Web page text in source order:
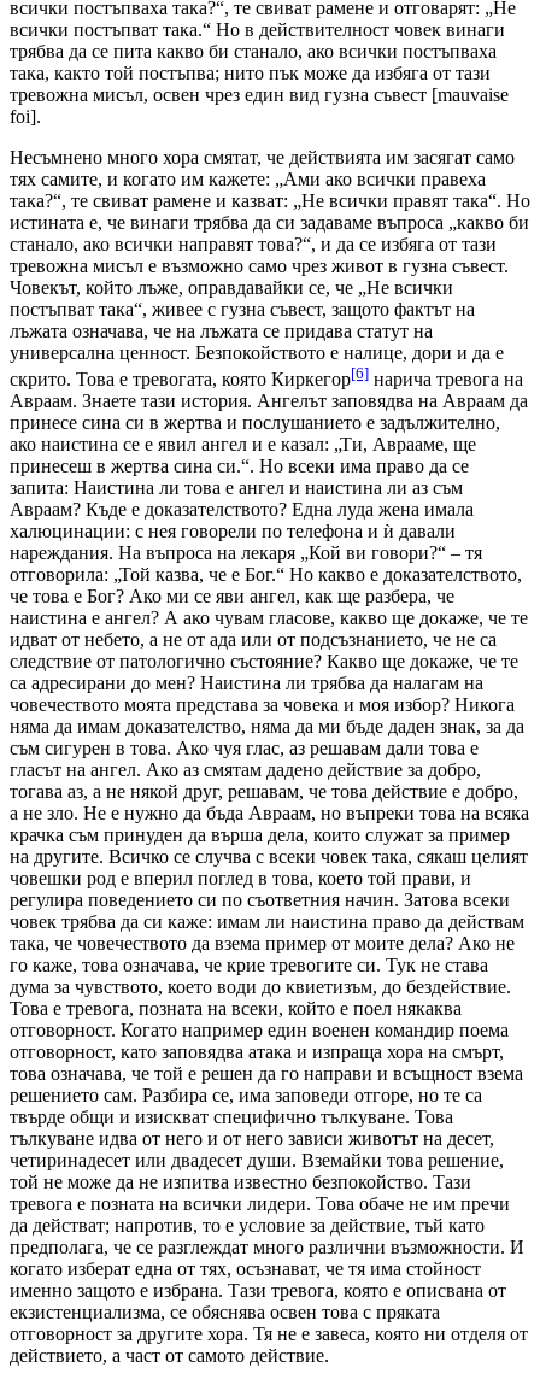
всички постъпваха така?“, те свиват рамене и отговарят: „Не
всички постъпват така.“ Но в действителност човек винаги
трябва да се пита какво би станало, ако всички постъпваха
така, както той постъпва; нито пък може да избяга от тази
тревожна мисъл, освен чрез един вид гузна съвест [mauvaise
foi].
Несъмнено много хора смятат, че действията им засягат само
тях самите, и когато им кажете: „Ами ако всички правеха
така?“, те свиват рамене и казват: „Не всички правят така“. Но
истината е, че винаги трябва да си задаваме въпроса „какво би
станало, ако всички направят това?“, и да се избяга от тази
тревожна мисъл е възможно само чрез живот в гузна съвест.
Човекът, който лъже, оправдавайки се, че „Не всички
постъпват така“, живее с гузна съвест, защото фактът на
лъжата означава, че на лъжата се придава статут на
универсална ценност. Безпокойството е налице, дори и да е
скрито. Това е тревогата, която Киркегор[6] нарича тревога на
Авраам. Знаете тази история. Ангелът заповядва на Авраам да
принесе сина си в жертва и послушанието е задължително,
ако наистина се е явил ангел и е казал: „Ти, Аврааме, ще
принесеш в жертва сина си.“. Но всеки има право да се
запита: Наистина ли това е ангел и наистина ли аз съм
Авраам? Къде е доказателството? Една луда жена имала
халюцинации: с нея говорели по телефона и ѝ давали
нареждания. На въпроса на лекаря „Кой ви говори?“ – тя
отговорила: „Той казва, че е Бог.“ Но какво е доказателството,
че това е Бог? Ако ми се яви ангел, как ще разбера, че
наистина е ангел? А ако чувам гласове, какво ще докаже, че те
идват от небето, а не от ада или от подсъзнанието, че не са
следствие от патологично състояние? Какво ще докаже, че те
са адресирани до мен? Наистина ли трябва да налагам на
човечеството моята представа за човека и моя избор? Никога
няма да имам доказателство, няма да ми бъде даден знак, за да
съм сигурен в това. Ако чуя глас, аз решавам дали това е
гласът на ангел. Ако аз смятам дадено действие за добро,
тогава аз, а не някой друг, решавам, че това действие е добро,
а не зло. Не е нужно да бъда Авраам, но въпреки това на всяка
крачка съм принуден да върша дела, които служат за пример
на другите. Всичко се случва с всеки човек така, сякаш целият
човешки род е вперил поглед в това, което той прави, и
регулира поведението си по съответния начин. Затова всеки
човек трябва да си каже: имам ли наистина право да действам
така, че човечеството да взема пример от моите дела? Ако не
го каже, това означава, че крие тревогите си. Тук не става
дума за чувството, което води до квиетизъм, до бездействие.
Това е тревога, позната на всеки, който е поел някаква
отговорност. Когато например един военен командир поема
отговорност, като заповядва атака и изпраща хора на смърт,
това означава, че той е решен да го направи и всъщност взема
решението сам. Разбира се, има заповеди отгоре, но те са
твърде общи и изискват специфично тълкуване. Това
тълкуване идва от него и от него зависи животът на десет,
четиринадесет или двадесет души. Вземайки това решение,
той не може да не изпитва известно безпокойство. Тази
тревога е позната на всички лидери. Това обаче не им пречи
да действат; напротив, то е условие за действие, тъй като
предполага, че се разглеждат много различни възможности. И
когато изберат една от тях, осъзнават, че тя има стойност
именно защото е избрана. Тази тревога, която е описвана от
екзистенциализма, се обяснява освен това с пряката
отговорност за другите хора. Тя не е завеса, която ни отделя от
действието, а част от самото действие.